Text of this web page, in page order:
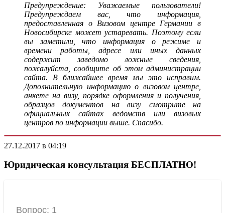
Предупреждение: Уважаемые пользователи!
Предупреждаем вас, что информация,
предоставленная о Визовом центре Германии в
Новосибирске может устаревать. Поэтому если
вы заметили, что информация о режиме и
времени работы, адресе или иных данных
содержит заведомо ложные сведения,
пожалуйста, сообщите об этом администрации
сайта. В ближайшее время мы это исправим.
Дополнительную информацию о визовом центре,
анкете на визу, порядке оформления и получения,
образцов документов на визу смотрите на
официальных сайтах ведомств или визовых
центров по информации выше. Спасибо.
27.12.2017 в 04:19
Юридическая консультация БЕСПЛАТНО!